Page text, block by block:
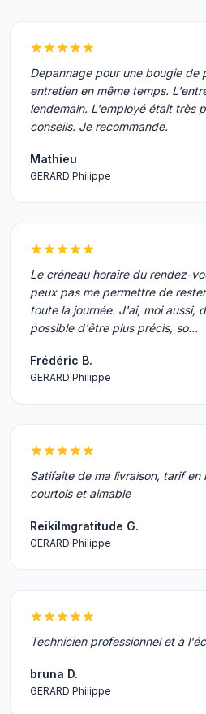
Depannage pour une bougie de
entretien en même temps.
lendemain. L'employé était très
conseils. Je recommande.
Mathieu
GERARD Philippe
Le créneau horaire du rendez-
peux pas me permettre de
toute la journée. J'ai, moi aussi,
possible d'être plus précis, so…
Frédéric B.
GERARD Philippe
Satifaite de ma livraison, tarif en
courtois et aimable
Reikilmgratitude G.
GERARD Philippe
Technicien professionnel et à
bruna D.
GERARD Philippe